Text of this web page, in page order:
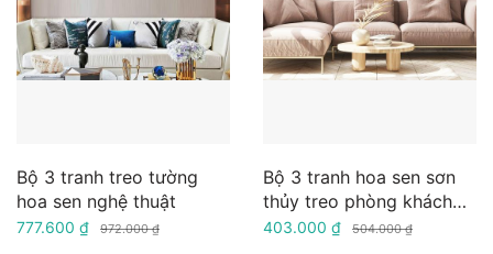
Bộ 3 tranh treo tường
hoa sen nghệ thuật
777.600 ₫ 972.000 ₫
Bộ 3 tranh hoa sen sơn
thủy treo phòng khách
cực đẹp
403.000 ₫ 504.000 ₫